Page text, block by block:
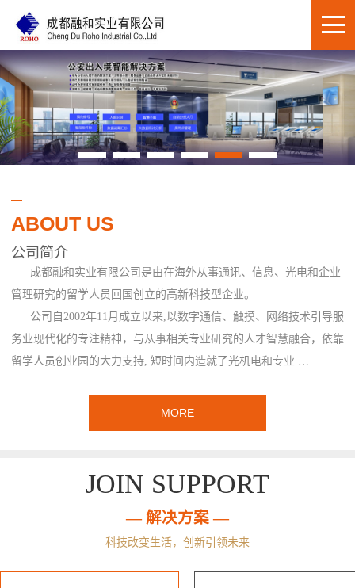
ABOUT US
公司简介
成都融和实业有限公司是由在海外从事通讯、信息、光电和企业
管理研究的留学人员回国创立的高新科技型企业。
公司自2002年11月成立以来,以数字通信、触摸、网络技术引导服
务业现代化的专注精神，与从事相关专业研究的人才智慧融合，依靠
留学人员创业园的大力支持, 短时间内造就了光机电和专业 …
MORE
JOIN SUPPORT
— 解决方案 —
科技改变生活，创新引领未来